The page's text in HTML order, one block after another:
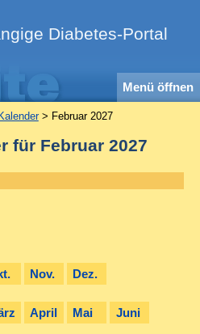
Diabetes-Portal
Menü öffnen
> Februar 2027
für Februar 2027
Nov. Dez.
April Mai
Juni